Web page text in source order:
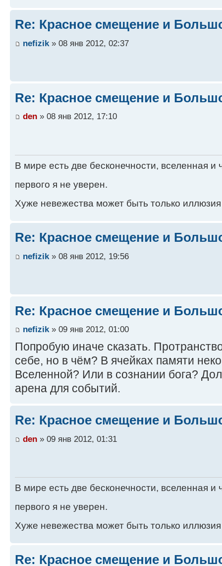
Re: Красное смещение и
nefizik » 08 янв 2012, 02:37
Re: Красное смещение и
den » 08 янв 2012, 17:10
В мире есть две бесконечности, вселенная и
первого я не уверен.
Хуже невежества может быть только
Re: Красное смещение и
nefizik » 08 янв 2012, 19:56
Re: Красное смещение и
nefizik» 09 янв 2012, 01:00
Попробую иначе сказать.
себе, но в чём? В ячейках памяти
Вселенной? Или в сознании бога?
арена для событий.
Re: Красное смещение и
den » 09 янв 2012, 01:31
В мире есть две бесконечности, вселенная и
первого я не уверен.
Хуже невежества может быть только
Re: Красное смещение и